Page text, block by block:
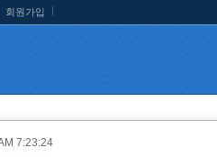
회원가입
7:23:25